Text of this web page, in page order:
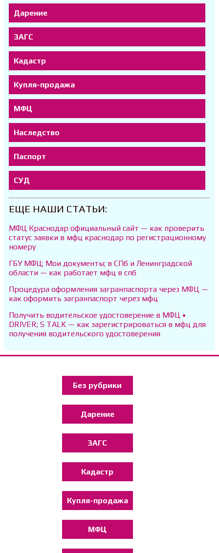
Дарение
ЗАГС
Кадастр
Купля-продажа
МФЦ
Наследство
Паспорт
СУД
ЕЩЕ НАШИ СТАТЬИ:
МФЦ Краснодар официальный сайт — как проверить
статус заявки в мфц краснодар по регистрационному
номеру
ГБУ МФЦ; Мои документы; в СПб и Ленинградской
области — как работает мфц в спб
Процедура оформления загранпаспорта через МФЦ —
как оформить загранпаспорт через мфц
Получить водительское удостоверение в МФЦ •
DRIVER; S TALK — как зарегистрироваться в мфц для
получения водительского удостоверения
Без рубрики
Дарение
ЗАГС
Кадастр
Купля-продажа
МФЦ